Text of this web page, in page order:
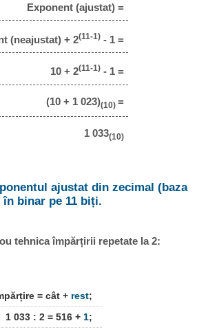
Exponent (ajustat) =
(neajustat) + 2(11-1) - 1 =
10 + 2(11-1) - 1 =
(10 + 1 023)(10) =
1 033(10)
ajustat din zecimal (baza
în binar pe 11 biți.
tehnica împărțirii repetate la 2:
= cât + rest;
1 033 : 2 = 516 + 1;